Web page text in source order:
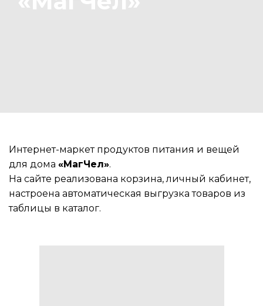
Интернет-маркет продуктов питания и вещей
для дома «МагЧел».
На сайте реализована корзина, личный кабинет,
настроена автоматическая выгрузка товаров из
таблицы в каталог.